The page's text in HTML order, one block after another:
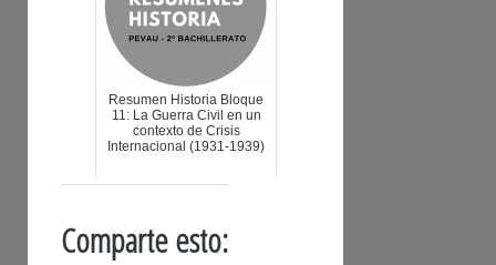
Resumen Historia Bloque
11: La Guerra Civil en un
contexto de Crisis
Internacional (1931-1939)
Comparte esto: